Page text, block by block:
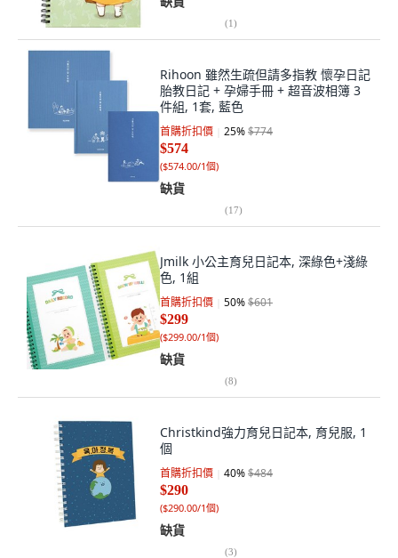
(1)
Rihoon 雖然生疏但請多指教 懷孕日記
胎教日記 + 孕婦手冊 + 超音波相簿 3
件組, 1套, 藍色
首購折扣價 25%$774
$574
($574.00/1個)
缺貨
(17)
Jmilk 小公主育兒日記本, 深綠色+淺綠
色, 1組
首購折扣價 50%$601
$299
($299.00/1個)
缺貨
(8)
Christkind強力育兒日記本, 育兒服, 1
個
首購折扣價 40%$484
$290
($290.00/1個)
缺貨
(3)